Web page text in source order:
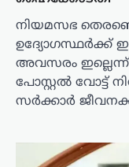
നിയമസഭ
ഉദ്യോഗസ്ഥര്‍ക്ക്
അവസരം
പോസ്റ്റല്‍ വോട്ട്
സര്‍ക്കാര്‍